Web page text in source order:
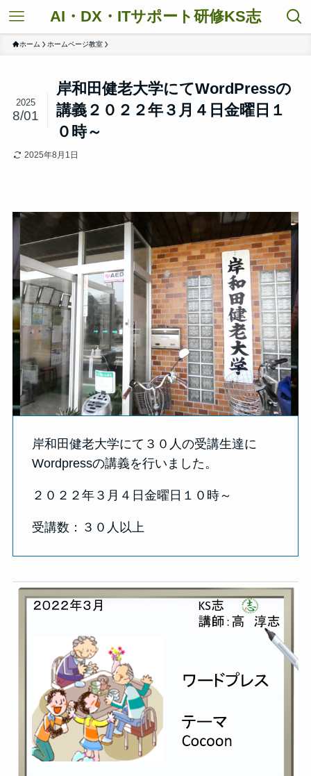
AI・DX・ITサポート研修KS志
ホーム ホームページ教室
岸和田健老大学にてWordPressの
講義２０２２年３月４日金曜日１
０時～
2025
8/01
2025年8月1日
岸和田健老大学にて３０人の受講生達に
Wordpressの講義を行いました。
２０２２年３月４日金曜日１０時～
受講数：３０人以上